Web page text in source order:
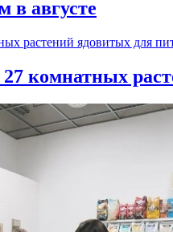
в августе
комнатных